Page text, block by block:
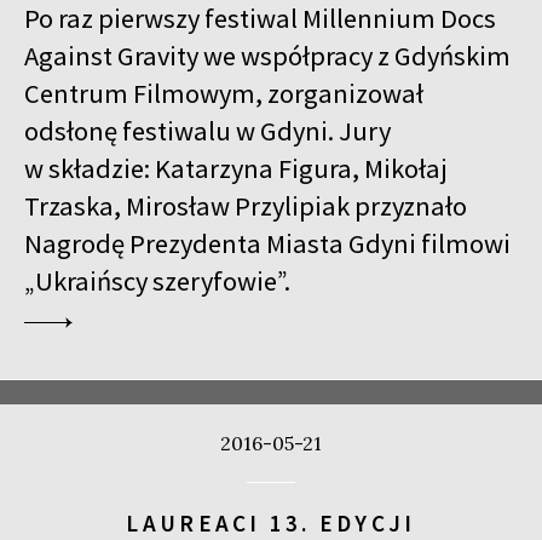
Po raz pierwszy festiwal Millennium Docs
Against Gravity we współpracy z Gdyńskim
Centrum Filmowym, zorganizował
odsłonę festiwalu w Gdyni. Jury
w składzie: Katarzyna Figura, Mikołaj
Trzaska, Mirosław Przylipiak przyznało
Nagrodę Prezydenta Miasta Gdyni filmowi
„Ukraińscy szeryfowie”.
2016-05-21
LAUREACI 13. EDYCJI